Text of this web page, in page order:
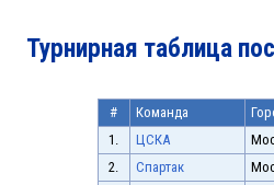
Турнирная таблица
# Команда
1.
ЦСКА
2.
Спартак